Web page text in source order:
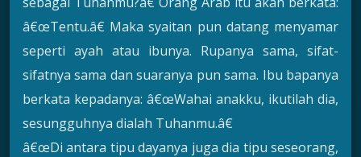
â€œTentu.â€ Maka syaitan pun datang menyamar
seperti ayah atau ibunya. Rupanya sama, sifat-
sifatnya sama dan suaranya pun sama. Ibu bapanya
berkata kepadanya: â€œWahai anakku, ikutilah dia,
sesungguhnya dialah Tuhanmu.â€
â€œDi antara tipu dayanya juga dia tipu seseorang,